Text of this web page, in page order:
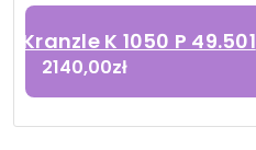
Kranzle K 1050 P 49.501
2140,00zł